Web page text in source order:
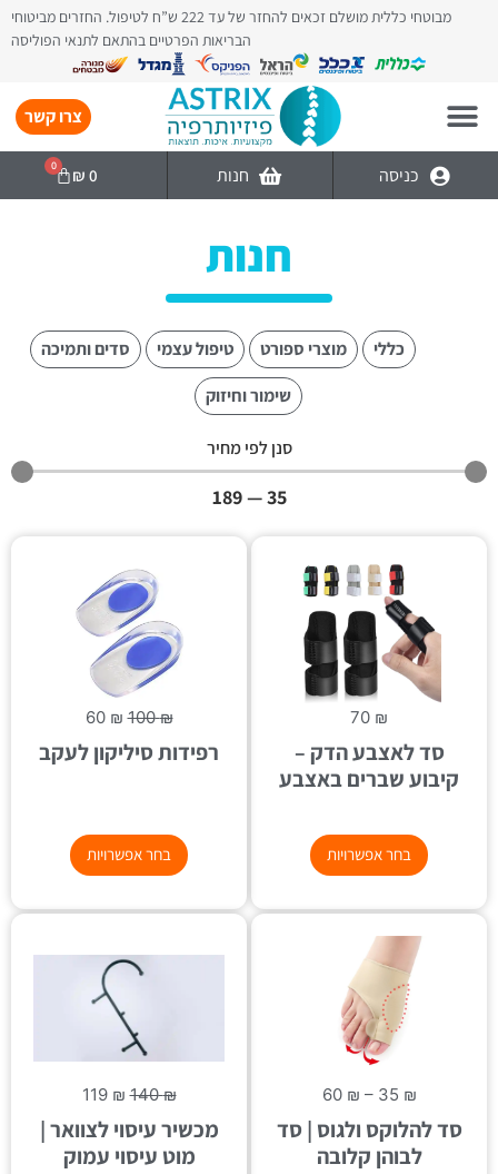
מבוטחי כללית מושלם זכאים להחזר של עד 222 ש”ח לטיפול. החזרים מביטוחי
הבריאות הפרטיים בהתאם לתנאי הפוליסה
צרו קשר
כניסה חנות ₪ 0
0
חנות
כללי מוצרי ספורט טיפול עצמי
סדים ותמיכה
שימור וחיזוק
סנן לפי מחיר
35
—
189
סד לאצבע הדק –
קיבוע שברים באצבע
₪
בחר אפשרויות
רפידות סיליקון לעקב
₪
100
₪
60
בחר אפשרויות
סד להלוקס ולגוס | סד
לבוהן קלובה
₪
–
₪
60
מכשיר עיסוי לצוואר |
מוט עיסוי עמוק
₪
140
₪
119